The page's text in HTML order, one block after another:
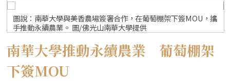
圖說：南華大學與美香農場簽署合作，在葡萄棚架下簽MOU，攜
手推動永續農業。 圖/佛光山南華大學提供
南華大學推動永續農業 葡萄棚架
下簽MOU